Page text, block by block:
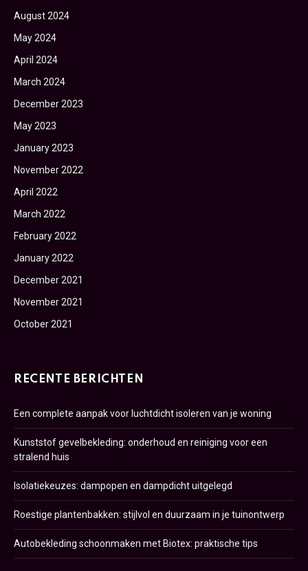
August 2024
May 2024
April 2024
March 2024
December 2023
May 2023
January 2023
November 2022
April 2022
March 2022
February 2022
January 2022
December 2021
November 2021
October 2021
RECENTE BERICHTEN
Een complete aanpak voor luchtdicht isoleren van je woning
Kunststof gevelbekleding: onderhoud en reiniging voor een
stralend huis
Isolatiekeuzes: dampopen en dampdicht uitgelegd
Roestige plantenbakken: stijlvol en duurzaam in je tuinontwerp
Autobekleding schoonmaken met Biotex: praktische tips